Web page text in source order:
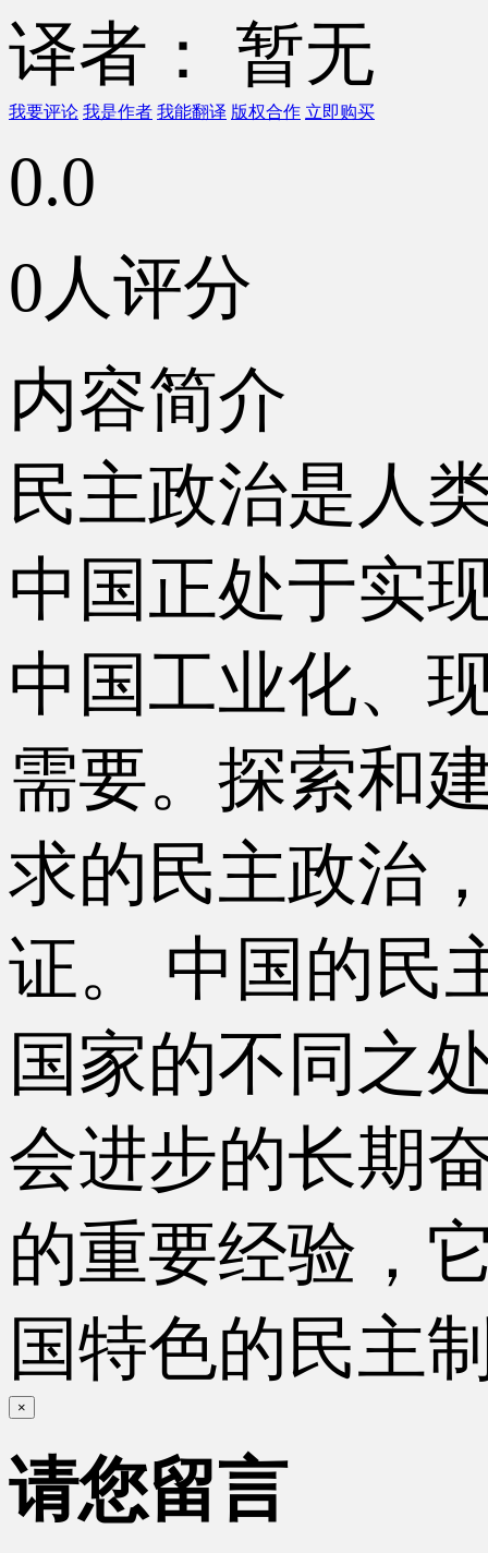
译者： 暂无
我要评论 我是作者 我能翻译 版权合作 立即购买
0.0
0人评分
内容简介
民主政治是人
中国正处于实
中国工业化、
需要。探索和
求的民主政治
证。 中国的民
国家的不同之
会进步的长期
的重要经验，
国特色的民主
×
请您留言